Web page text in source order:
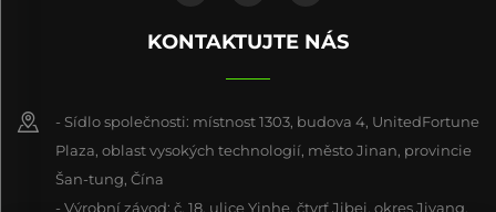
KONTAKTUJTE NÁS
- Sídlo společnosti: místnost 1303, budova 4, UnitedFortune
Plaza, oblast vysokých technologií, město Jinan, provincie
Šan-tung, Čína
- Výrobní závod: č. 18, ulice Yinhe, čtvrť Jibei, okres Jiyang,